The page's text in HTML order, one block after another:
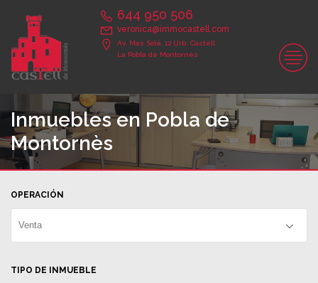
644 950 506
veronica@immocastell.com
Av. Mas Solé, 12 Urb. Castell
La Pobla de Montornès
Inmuebles en Pobla de
Montornès
OPERACIÓN
Venta
TIPO DE INMUEBLE